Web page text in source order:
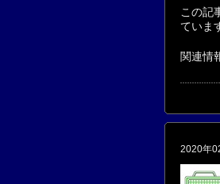
この記
ていま
関連情
2020年